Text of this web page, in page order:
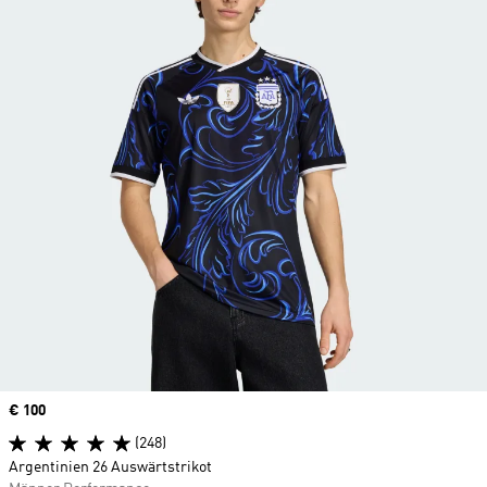
Price
€ 100
(248)
Argentinien 26 Auswärtstrikot